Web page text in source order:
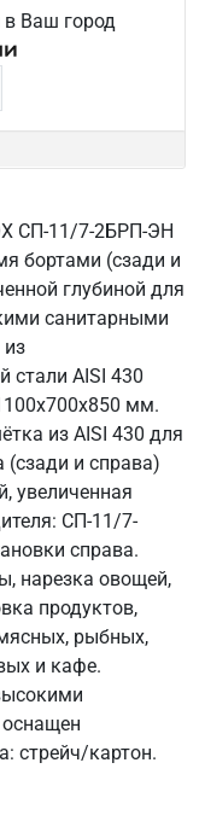
в Ваш город
СП-11/7-2БРП-ЭН
бортами (сзади и
глубиной для
санитарными
стали AISI 430
мм.
из AISI 430 для
(сзади и справа)
увеличенная
СП-11/7-
справа.
нарезка овощей,
продуктов,
рыбных,
и кафе.
стрейч/картон.